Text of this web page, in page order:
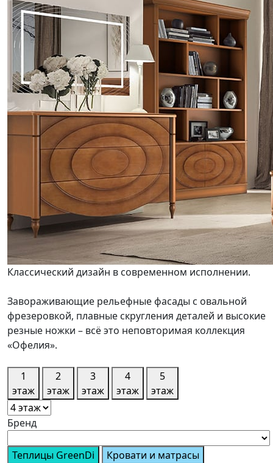
Классический дизайн в современном исполнении.
Завораживающие рельефные фасады с овальной
фрезеровкой, плавные скругления деталей и высокие
резные ножки – всё это неповторимая коллекция
«Офелия».
1
этаж
2
этаж
3
этаж
4
этаж
5
этаж
Бренд
Теплицы GreenDi
Кровати и матрасы